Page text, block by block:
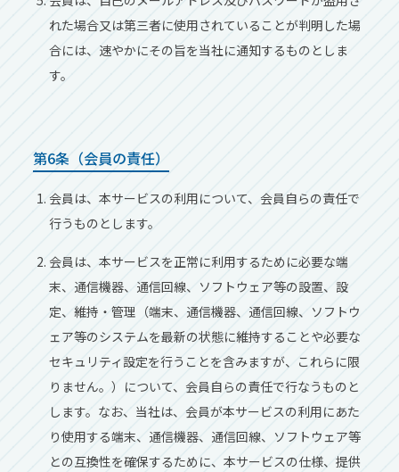
れた場合⼜は第三者に使⽤されていることが判明した場
合には、速やかにその旨を当社に通知するものとしま
す。
第6条（会員の責任）
会員は、本サービスの利⽤について、会員⾃らの責任で
⾏うものとします。
会員は、本サービスを正常に利⽤するために必要な端
末、通信機器、通信回線、ソフトウェア等の設置、設
定、維持‧管理（端末、通信機器、通信回線、ソフトウ
ェア等のシステムを最新の状態に維持することや必要な
セキュリティ設定を⾏うことを含みますが、これらに限
りません。）について、会員⾃らの責任で⾏なうものと
します。なお、当社は、会員が本サービスの利⽤にあた
り使⽤する端末、通信機器、通信回線、ソフトウェア等
との互換性を確保するために、本サービスの仕様、提供